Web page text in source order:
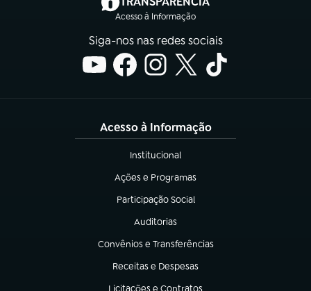
Acesso à Informação
Siga-nos nas redes sociais
Acesso à Informação
Institucional
(abre em nova aba)
Ações e Programas
(abre em nova aba)
Participação Social
(abre em nova aba)
Auditorias
(abre em nova aba)
Convênios e Transferências
(abre em nova aba)
Receitas e Despesas
(abre em nova aba)